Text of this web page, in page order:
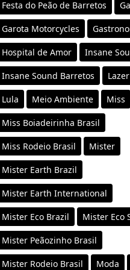
Festa do Peão de Barretos
Garota Motorcycles
Hospital de Amor Insane
Insane Sound Barretos Lazer
Lula Meio Ambiente Miss
Miss Boiadeirinha Brasil
Miss Rodeio Brasil Mister
Mister Earth Brazil
Mister Earth International
Mister Eco Brazil Mister Eco
Mister Peãozinho Brasil
Mister Rodeio Brasil Moda